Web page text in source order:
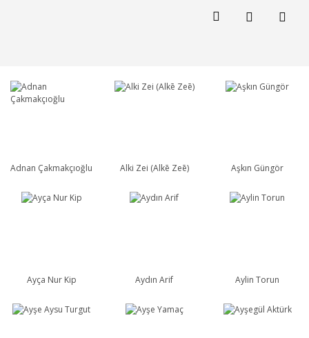
Adnan Çakmakçıoğlu Alki Zei (Alkē Zeē) Aşkın Güngör
Ayça Nur Kip Aydın Arif Aylin Torun